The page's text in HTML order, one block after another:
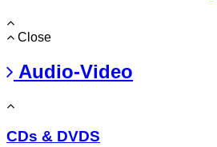
Close
Audio-Video
CDs & DVDS